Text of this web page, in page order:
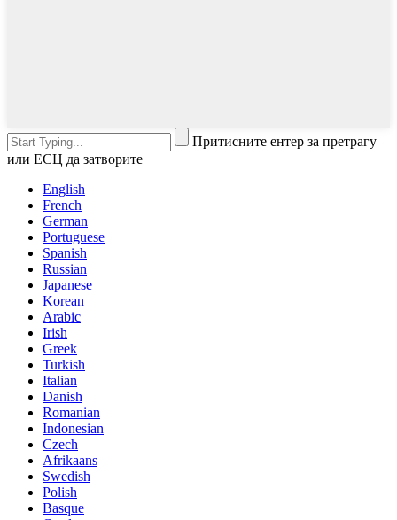
Притисните ентер за претрагу
или ЕСЦ да затворите
English
French
German
Portuguese
Spanish
Russian
Japanese
Korean
Arabic
Irish
Greek
Turkish
Italian
Danish
Romanian
Indonesian
Czech
Afrikaans
Swedish
Polish
Basque